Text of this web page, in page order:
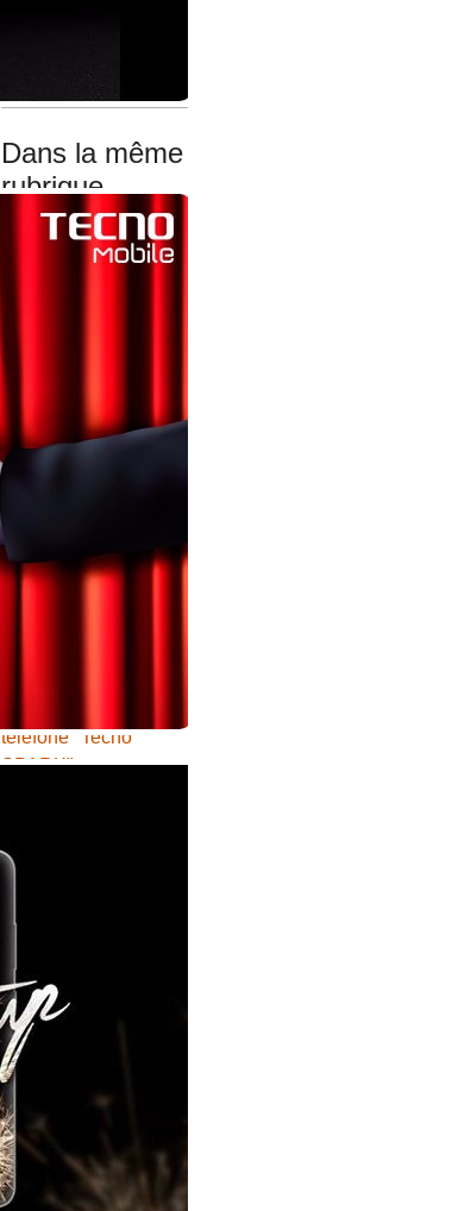
Dans la même
rubrique
PAYWAY Burundi
muri EcoCash
Ikigo NASA kigiye
kurungika kajugujugu
k’umubumbe Mars
rugiye kwongereza
amajambo
telefone "Tecno
SPARK"
le téléphone "Tecno
amatohoza ku
busuma bwakorewe
abakoresha Terefone
ngendanwa mu
Burundi
Itara rigenewe Afrika
kandi rizimbutse
ryashitse kw’isoko